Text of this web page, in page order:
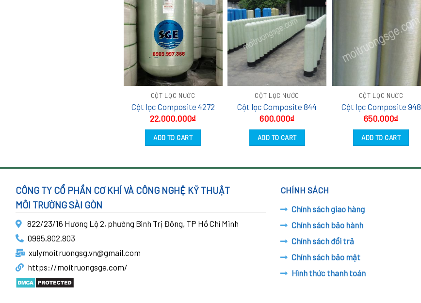
CỘT LỌC NƯỚC
Cột lọc Composite 4272
22.000.000₫
ADD TO CART
CỘT LỌC NƯỚC
Cột lọc Composite 844
600.000₫
ADD TO CART
CỘT LỌC NƯỚC
Cột lọc Composite 948
650.000₫
ADD TO CART
CÔNG TY CỔ PHẦN CƠ KHÍ VÀ CÔNG NGHỆ KỸ THUẬT
MÔI TRƯỜNG SÀI GÒN
822/23/16 Hương Lộ 2, phường Bình Trị Đông, TP Hồ Chí Minh
0985.802.803
xulymoitruongsg.vn@gmail.com
https://moitruongsge.com/
CHÍNH SÁCH
Chính sách giao hàng
Chính sách bảo hành
Chính sách đổi trả
Chính sách bảo mật
Hình thức thanh toán